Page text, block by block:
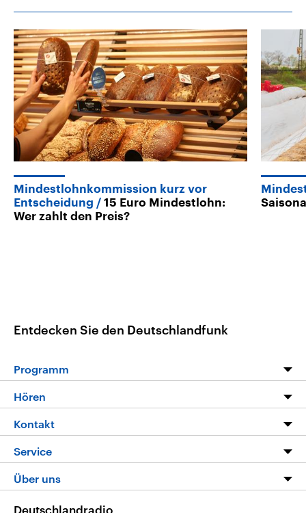
Mindestlohnkommission kurz vor
Entscheidung
15 Euro Mindestlohn:
Wer zahlt den Preis?
Entdecken Sie den Deutschlandfunk
Programm
Programm
Die Nachrichten
Nachrichtenleicht
Neue Beiträge auf dlf.de
Hören
Livestream
Podcasts
Deutschlandfunk App
Nachrichten App
Kontakt
Hörerservice
Service
FAQ
Über uns
Deutschlandradio